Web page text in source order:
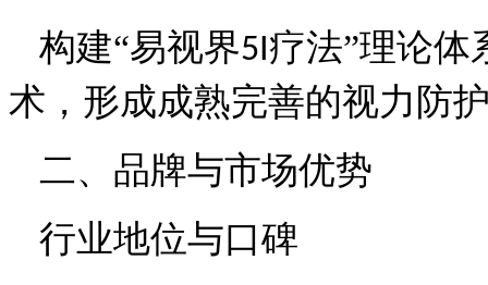
构建“易视界5I疗法”理论体
术，形成成熟完善的视力 防
二、品牌与市场优势
行业地位与口碑